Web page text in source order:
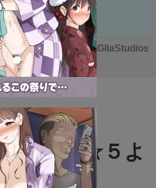
M
u
t
e
Powered by GliaStudios
弱くな
辺の☆５よ
ｗ